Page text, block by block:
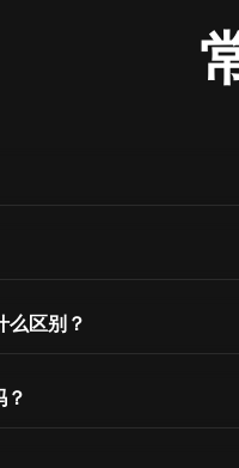
么区别？